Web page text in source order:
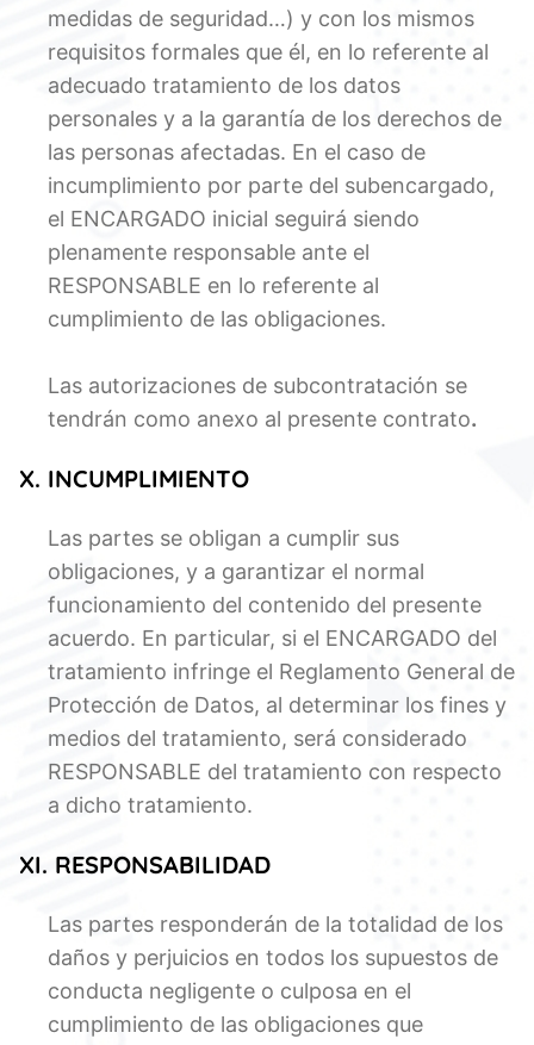
medidas de seguridad…) y con los mismos
requisitos formales que él, en lo referente al
adecuado tratamiento de los datos
personales y a la garantía de los derechos de
las personas afectadas. En el caso de
incumplimiento por parte del subencargado,
el ENCARGADO inicial seguirá siendo
plenamente responsable ante el
RESPONSABLE en lo referente al
cumplimiento de las obligaciones.
Las autorizaciones de subcontratación se
tendrán como anexo al presente contrato.
X. INCUMPLIMIENTO
Las partes se obligan a cumplir sus
obligaciones, y a garantizar el normal
funcionamiento del contenido del presente
acuerdo. En particular, si el ENCARGADO del
tratamiento infringe el Reglamento General de
Protección de Datos, al determinar los fines y
medios del tratamiento, será considerado
RESPONSABLE del tratamiento con respecto
a dicho tratamiento.
XI. RESPONSABILIDAD
Las partes responderán de la totalidad de los
daños y perjuicios en todos los supuestos de
conducta negligente o culposa en el
cumplimiento de las obligaciones que